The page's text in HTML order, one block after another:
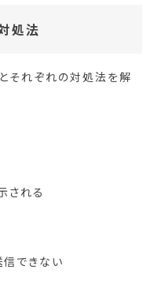
処法
それぞれの対処法を解
される
できない